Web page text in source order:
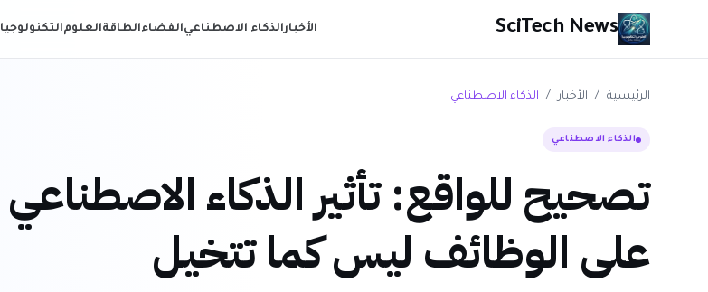
SciTech News الأخبارالذكاء الاصطناعيالفضاءالطاقةالعلومالتكنولوجيا
الرئيسية / الأخبار / الذكاء الاصطناعي
الذكاء الاصطناعي
تصحيح للواقع: تأثير الذكاء الاصطناعي
على الوظائف ليس كما تتخيل